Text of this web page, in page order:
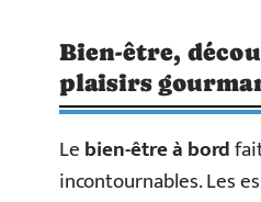
Bien-être,
plaisirs
Lebien-être à bord
incontournables. Les